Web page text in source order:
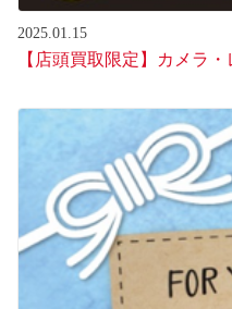
2025.01.15
【店頭買取限定】カメラ